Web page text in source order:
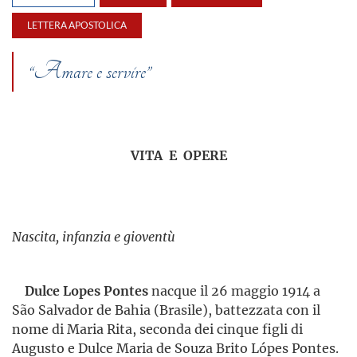
LETTERA APOSTOLICA
“Amare e servire”
VITA E OPERE
Nascita, infanzia e gioventù
Dulce Lopes Pontesnacque il 26 maggio 1914 a
São Salvador de Bahia (Brasile), battezzata con il
nome di Maria Rita, seconda dei cinque figli di
Augusto e Dulce Maria de Souza Brito Lópes Pontes.